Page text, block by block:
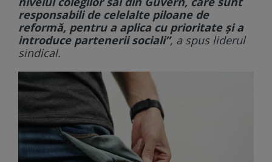
responsabili de celelalte piloane de
reformă, pentru a aplica cu prioritate şi a
introduce partenerii sociali”, a spus liderul
sindical.